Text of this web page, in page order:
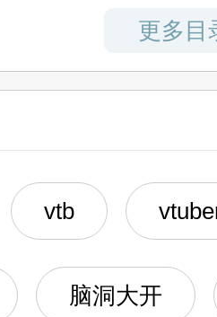
更多目
vtb
脑洞大开